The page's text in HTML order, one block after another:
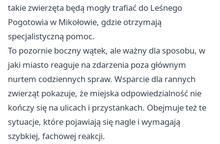
takie zwierzęta będą mogły trafiać do Leśnego
Pogotowia w Mikołowie, gdzie otrzymają
specjalistyczną pomoc.
To pozornie boczny wątek, ale ważny dla sposobu, w
jaki miasto reaguje na zdarzenia poza głównym
nurtem codziennych spraw. Wsparcie dla rannych
zwierząt pokazuje, że miejska odpowiedzialność nie
kończy się na ulicach i przystankach. Obejmuje też te
sytuacje, które pojawiają się nagle i wymagają
szybkiej, fachowej reakcji.